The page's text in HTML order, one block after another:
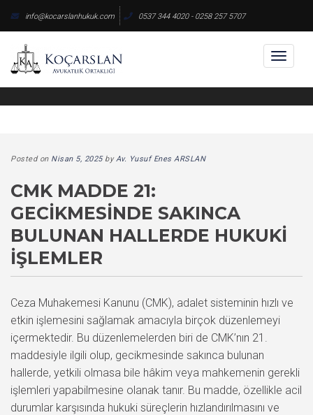
content
info@kocarslanhukuk.com 0537 344 4020 - 0258 257 5707
Posted on Nisan 5, 2025byAv. Yusuf Enes ARSLAN
CMK MADDE 21:
GECIKMESINDE SAKINCA
BULUNAN HALLERDE HUKUKI
İŞLEMLER
Ceza Muhakemesi Kanunu (CMK), adalet sisteminin hızlı ve
etkin işlemesini sağlamak amacıyla birçok düzenlemeyi
içermektedir. Bu düzenlemelerden biri de CMK’nın 21.
maddesiyle ilgili olup, gecikmesinde sakınca bulunan
hallerde, yetkili olmasa bile hâkim veya mahkemenin gerekli
işlemleri yapabilmesine olanak tanır. Bu madde, özellikle acil
durumlar karşısında hukuki süreçlerin hızlandırılmasını ve